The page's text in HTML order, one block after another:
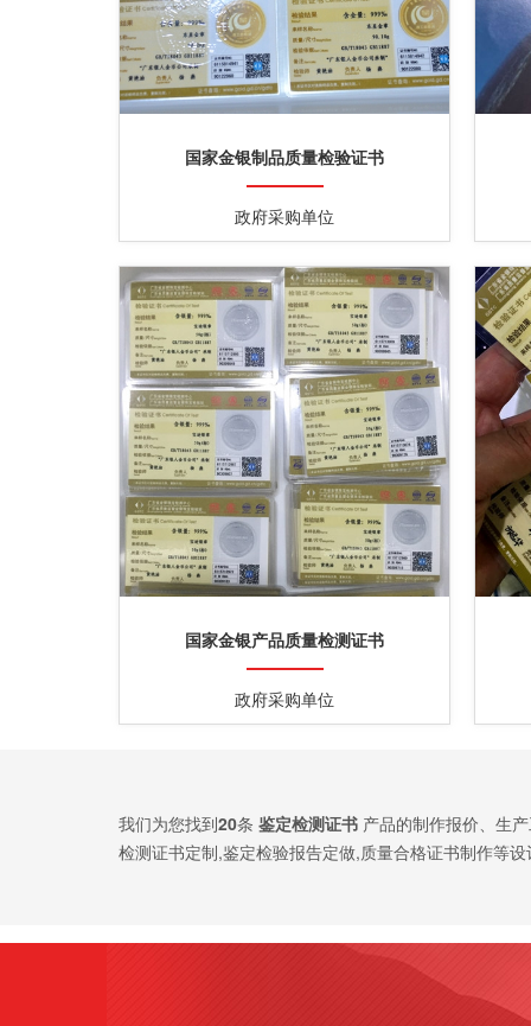
国家金银制品质量检验证书
政府采购单位
国家金银产品质量检测证书
政府采购单位
我们为您找到20条 鉴定检测证书 产品的制作报价、生
检测证书定制,鉴定检验报告定做,质量合格证书制作等